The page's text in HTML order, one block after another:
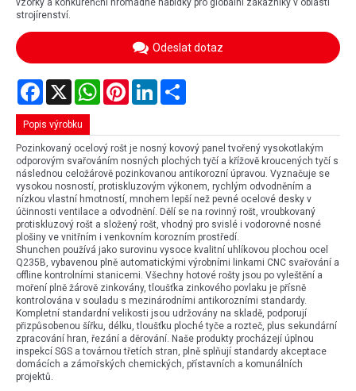
vzorky a konkurenční hromadné nabídky pro globální zákazníky v oblasti
strojírenství.
Odeslat dotaz
Facebook
X WhatsAppPinterestLinkedIn
Popis výrobku
Pozinkovaný ocelový rošt je nosný kovový panel tvořený vysokotlakým
odporovým svařováním nosných plochých tyčí a křížově kroucených tyčí s
následnou celožárově pozinkovanou antikorozní úpravou. Vyznačuje se
vysokou nosností, protiskluzovým výkonem, rychlým odvodněním a
nízkou vlastní hmotností, mnohem lepší než pevné ocelové desky v
účinnosti ventilace a odvodnění. Dělí se na rovinný rošt, vroubkovaný
protiskluzový rošt a složený rošt, vhodný pro svislé i vodorovné nosné
plošiny ve vnitřním i venkovním korozním prostředí.
Shunchen používá jako surovinu vysoce kvalitní uhlíkovou plochou ocel
Q235B, vybavenou plně automatickými výrobními linkami CNC svařování a
offline kontrolními stanicemi. Všechny hotové rošty jsou po vyleštění a
moření plně žárově zinkovány, tloušťka zinkového povlaku je přísně
kontrolována v souladu s mezinárodními antikorozními standardy.
Kompletní standardní velikosti jsou udržovány na skladě, podporují
přizpůsobenou šířku, délku, tloušťku ploché tyče a rozteč, plus sekundární
zpracování hran, řezání a děrování. Naše produkty procházejí úplnou
inspekcí SGS a továrnou třetích stran, plně splňují standardy akceptace
domácích a zámořských chemických, přístavních a komunálních
projektů.